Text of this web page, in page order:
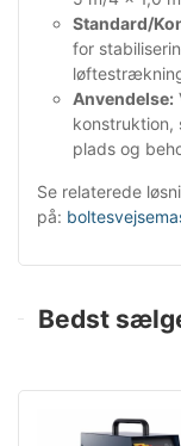
Standard/
for
Anvendelse:
plads og
Se relaterede
på:
Bedst